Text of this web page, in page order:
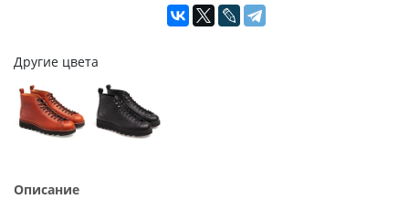
Другие цвета
Описание